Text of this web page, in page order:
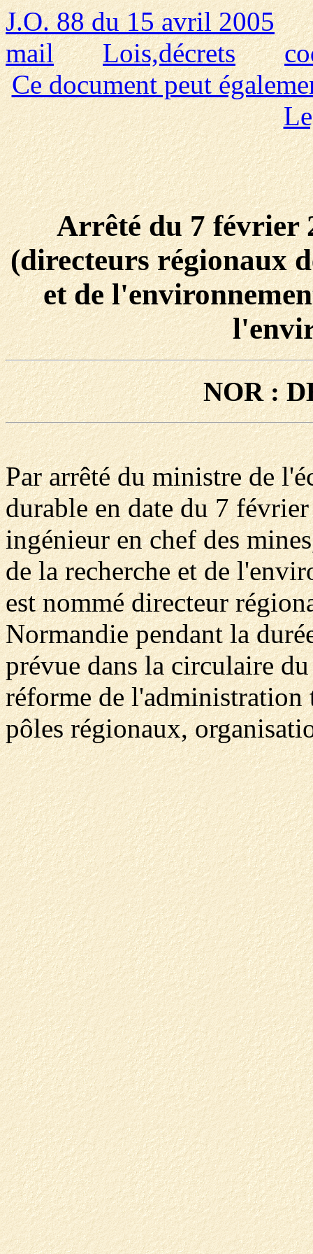
J.O. 88 du 15 avril 2005
mail
Lois,décrets
Ce document peut
Arrêté du 7 février
(directeurs régionaux
et de
NOR :
Par arrêté du ministre de
durable en date du 7
ingénieur en chef des
de la recherche et de
est nommé directeur
Normandie pendant la
prévue dans la circulaire
réforme de
pôles régionaux,